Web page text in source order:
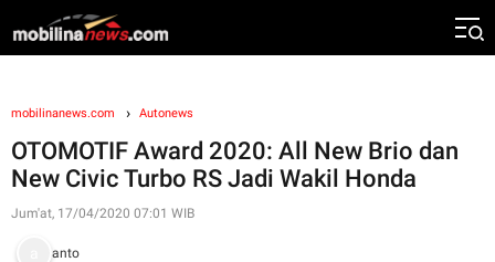
mobilinanews.com Autonews
OTOMOTIF Award 2020: All New Brio dan
New Civic Turbo RS Jadi Wakil Honda
Jum'at, 17/04/2020 07:01 WIB
anto